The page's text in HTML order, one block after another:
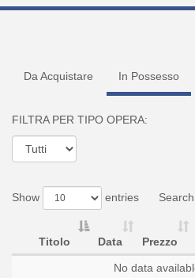
Da Acquistare In Possesso
FILTRA PER TIPO OPERA:
Show entries
Titolo Data Prezzo
No data